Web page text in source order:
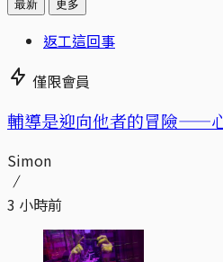
最新 更多
返工這回事
僅限會員
輔導是迎向他者的冒險——
Simon
3 小時前